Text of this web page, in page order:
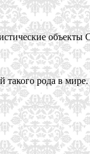
объекты
рода в